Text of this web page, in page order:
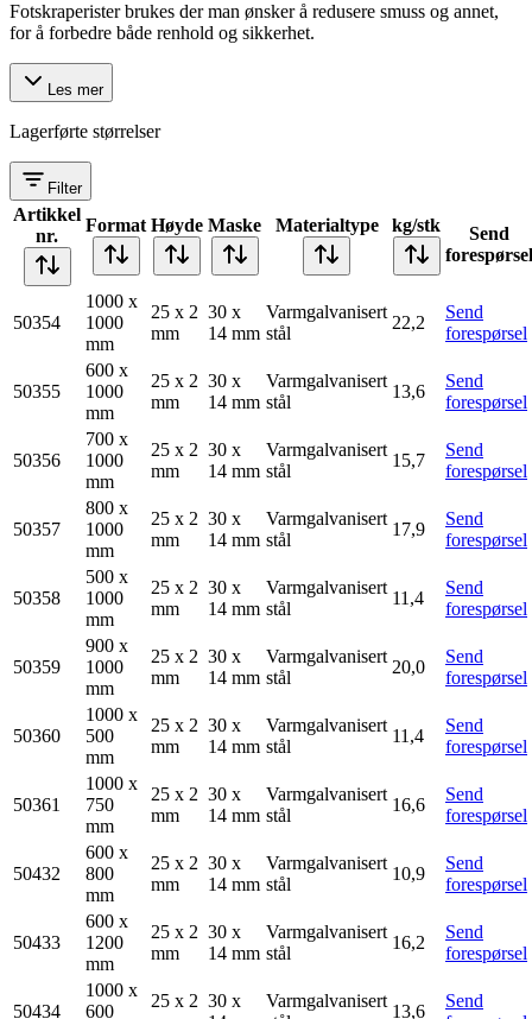
Fotskraperister brukes der man ønsker å redusere smuss og annet,
for å forbedre både renhold og sikkerhet.
Les mer
Lagerførte størrelser
Filter
Artikkel
nr.
Format Høyde Maske Materialtype kg/stk
Send
forespørsel
50354
1000 x
1000
mm
25 x 2
mm
30 x
14 mm
Varmgalvanisert
stål
22,2
Send
forespørsel
50355
600 x
1000
mm
25 x 2
mm
30 x
14 mm
Varmgalvanisert
stål
13,6
Send
forespørsel
50356
700 x
1000
mm
25 x 2
mm
30 x
14 mm
Varmgalvanisert
stål
15,7
Send
forespørsel
50357
800 x
1000
mm
25 x 2
mm
30 x
14 mm
Varmgalvanisert
stål
17,9
Send
forespørsel
50358
500 x
1000
mm
25 x 2
mm
30 x
14 mm
Varmgalvanisert
stål
11,4
Send
forespørsel
50359
900 x
1000
mm
25 x 2
mm
30 x
14 mm
Varmgalvanisert
stål
20,0
Send
forespørsel
50360
1000 x
500
mm
25 x 2
mm
30 x
14 mm
Varmgalvanisert
stål
11,4
Send
forespørsel
50361
1000 x
750
mm
25 x 2
mm
30 x
14 mm
Varmgalvanisert
stål
16,6
Send
forespørsel
50432
600 x
800
mm
25 x 2
mm
30 x
14 mm
Varmgalvanisert
stål
10,9
Send
forespørsel
50433
600 x
1200
mm
25 x 2
mm
30 x
14 mm
Varmgalvanisert
stål
16,2
Send
forespørsel
50434
1000 x
600
25 x 2 30 x
Varmgalvanisert
13,6
Send